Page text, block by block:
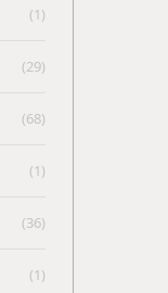
(1)
(29)
(68)
(1)
(36)
(1)